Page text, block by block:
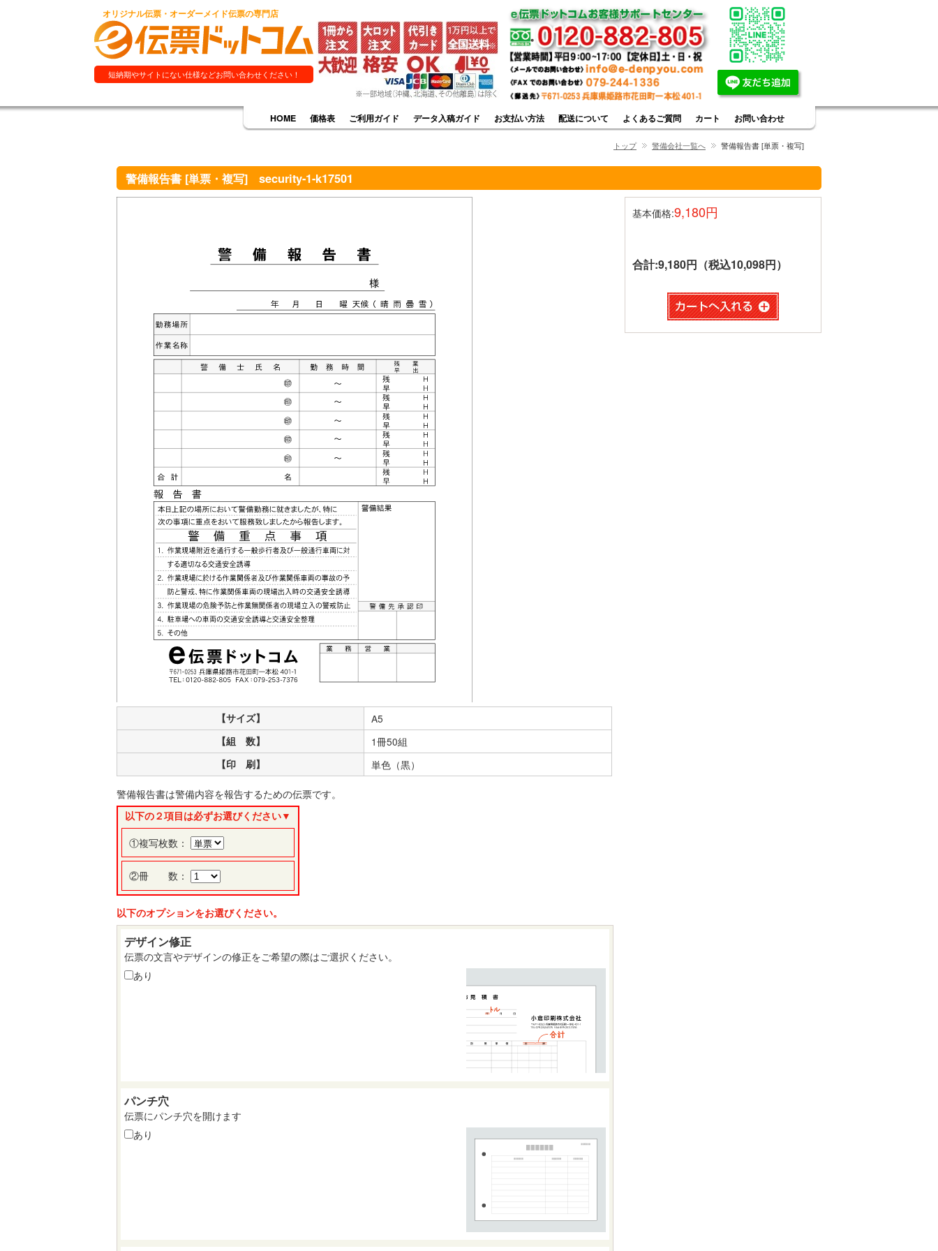
オリジナル伝票・オーダーメイド伝票の専門店
短納期やサイトにない仕様などお問い合わせください！
HOME 価格表 ご利用ガイド データ入稿ガイド お支払い方法 配送について よくあるご質問 カート お問い合わせ
トップ 警備会社一覧へ 警備報告書 [単票・複写]
警備報告書 [単票・複写] security-1-k17501
基本価格:9,180円
合計:9,180円（税込10,098円）
【サイズ】 A5
【組 数】 1冊50組
【印 刷】 単色（黒）
警備報告書は警備内容を報告するための伝票です。
以下の２項目は必ずお選びください▼
①複写枚数：
②冊 数：
以下のオプションをお選びください。
デザイン修正
伝票の文言やデザインの修正をご希望の際はご選択ください。
あり
パンチ穴
伝票にパンチ穴を開けます
あり